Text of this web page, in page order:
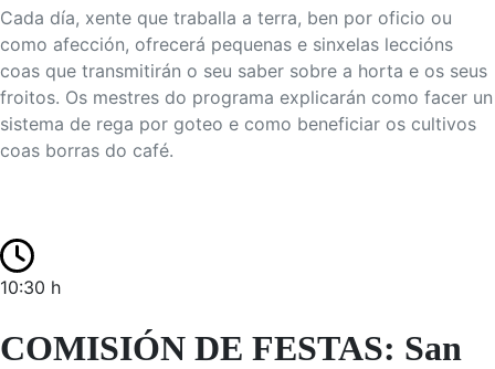
Cada día, xente que traballa a terra, ben por oficio ou
como afección, ofrecerá pequenas e sinxelas leccións
coas que transmitirán o seu saber sobre a horta e os seus
froitos. Os mestres do programa explicarán como facer un
sistema de rega por goteo e como beneficiar os cultivos
coas borras do café.
10:30 h
COMISIÓN DE FESTAS: San